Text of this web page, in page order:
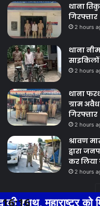
थाना
गिरफ्तार
2 hours
थाना
2 hours
थाना
ग्राम
गिरफ्तार
2 hours
श्रावण
द्वारा
कर लिया
2 hours
को मिले 2 उप
16:16